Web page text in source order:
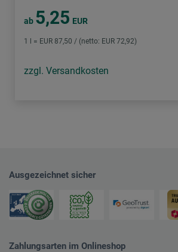
ab 5,25 EUR
1 l = EUR 87,50 / (netto: EUR 72,92)
zzgl. Versandkosten
Ausgezeichnet sicher
Zahlungsarten im Onlineshop